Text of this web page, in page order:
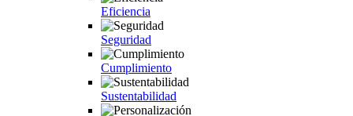
Eficiencia
Seguridad
Cumplimiento
Sustentabilidad